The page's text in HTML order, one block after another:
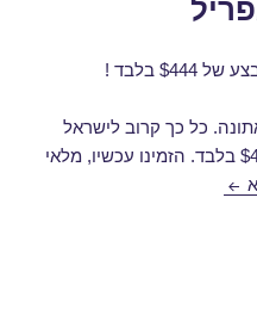
כל כך קרוב לישראל
וזול ביותר. עכשיו במבצע של $444 בלבד. הזמינו עכשיו, מלאי
טיסה לאתונה באפריל